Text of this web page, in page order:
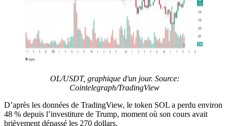
OL/USDT, graphique d'un jour. Source:
Cointelegraph/TradingView
D’après les données de TradingView, le token SOL a perdu environ
48 % depuis l’investiture de Trump, moment où son cours avait
brièvement dépassé les 270 dollars.